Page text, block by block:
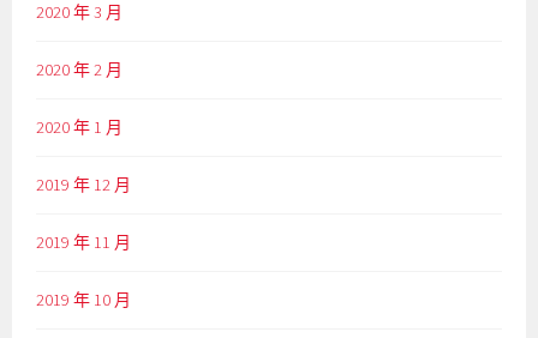
2020 年 3 月
2020 年 2 月
2020 年 1 月
2019 年 12 月
2019 年 11 月
2019 年 10 月